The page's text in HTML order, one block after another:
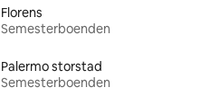
Florens
Semesterboenden
Palermo storstad
Semesterboenden